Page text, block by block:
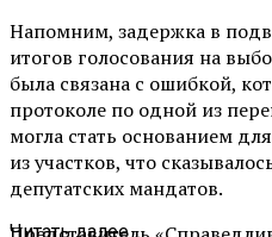
Напомним, задержка в
итогов голосования на
была связана с ошибкой,
протоколе по одной из
могла стать основанием
из участков, что
депутатских мандатов.
Читать далее ...